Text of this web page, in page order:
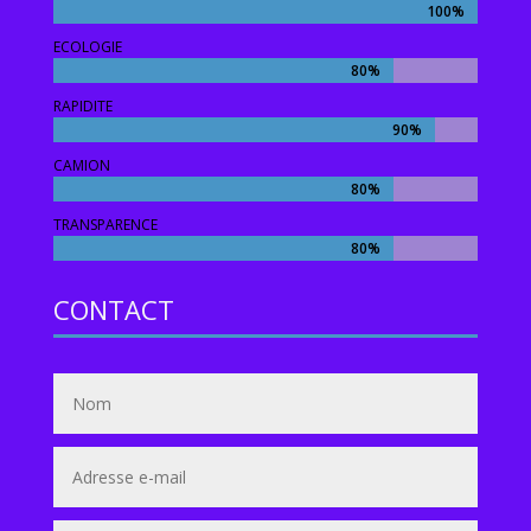
100%
100%
ECOLOGIE
80%
80%
RAPIDITE
90%
90%
CAMION
80%
80%
TRANSPARENCE
80%
80%
CONTACT